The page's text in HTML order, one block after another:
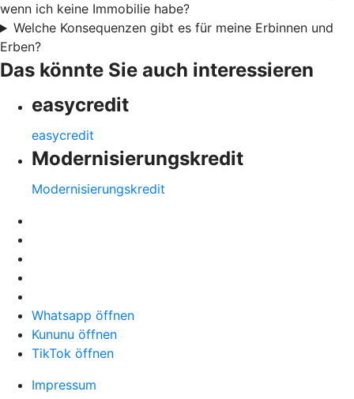
wenn ich keine Immobilie habe?
Welche Konsequenzen gibt es für meine Erbinnen und
Erben?
Das könnte Sie auch interessieren
easycredit
easycredit
Modernisierungskredit
Modernisierungskredit
Whatsapp öffnen
Kununu öffnen
TikTok öffnen
Impressum